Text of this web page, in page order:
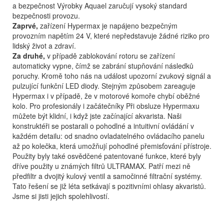
a bezpečnost Výrobky Aquael zaručují vysoký standard
bezpečnosti provozu.
Zaprvé, zařízení Hypermax je napájeno bezpečným
provozním napětím 24 V, které nepředstavuje žádné riziko pro
lidský život a zdraví.
Za druhé, v případě zablokování rotoru se zařízení
automaticky vypne, čímž se zabrání stupňování následků
poruchy. Kromě toho nás na událost upozorní zvukový signál a
pulzující funkční LED diody. Stejným způsobem zareaguje
Hypermax i v případě, že v motorové komoře chybí oběžné
kolo. Pro profesionály i začátečníky Při obsluze Hypermaxu
můžete být klidní, i když jste začínající akvarista. Naši
konstruktéři se postarali o pohodlné a intuitivní ovládání v
každém detailu: od snadno ovladatelného ovládacího panelu
až po kolečka, která umožňují pohodlné přemisťování přístroje.
Použity byly také osvědčené patentované funkce, které byly
dříve použity u známých filtrů ULTRAMAX. Patří mezi ně
předfiltr a dvojitý kulový ventil a samočinné filtrační systémy.
Tato řešení se již léta setkávají s pozitivními ohlasy akvaristů.
Jsme si jisti jejich spolehlivostí.